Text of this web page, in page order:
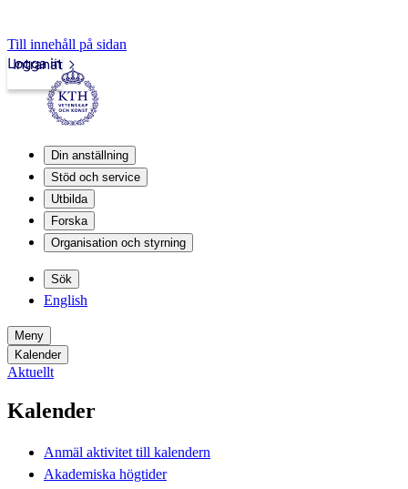
Till innehåll på sidan
Intranät
Logga in
Din anställning
Stöd och service
Utbilda
Forska
Organisation och styrning
Sök
English
Meny
Kalender
Aktuellt
Kalender
Anmäl aktivitet till kalendern
Akademiska högtider